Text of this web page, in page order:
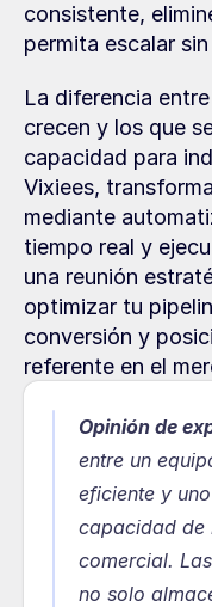
consistente,
permita escalar
La diferencia
crecen y los que
capacidad para
Vixiees,
mediante
tiempo real y
una reunión
optimizar tu
conversión y
referente en el
Opinión de
entre un
eficiente y
capacidad de
comercial.
no solo